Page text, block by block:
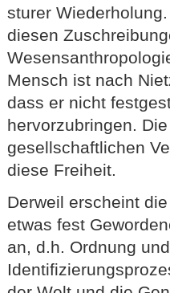
sturer
diesen
Mensch ist nach
dass er nicht
hervorzubringen.
gesellschaftlichen
diese Freiheit.
Derweil erscheint
etwas fest
an, d.h. Ordnung